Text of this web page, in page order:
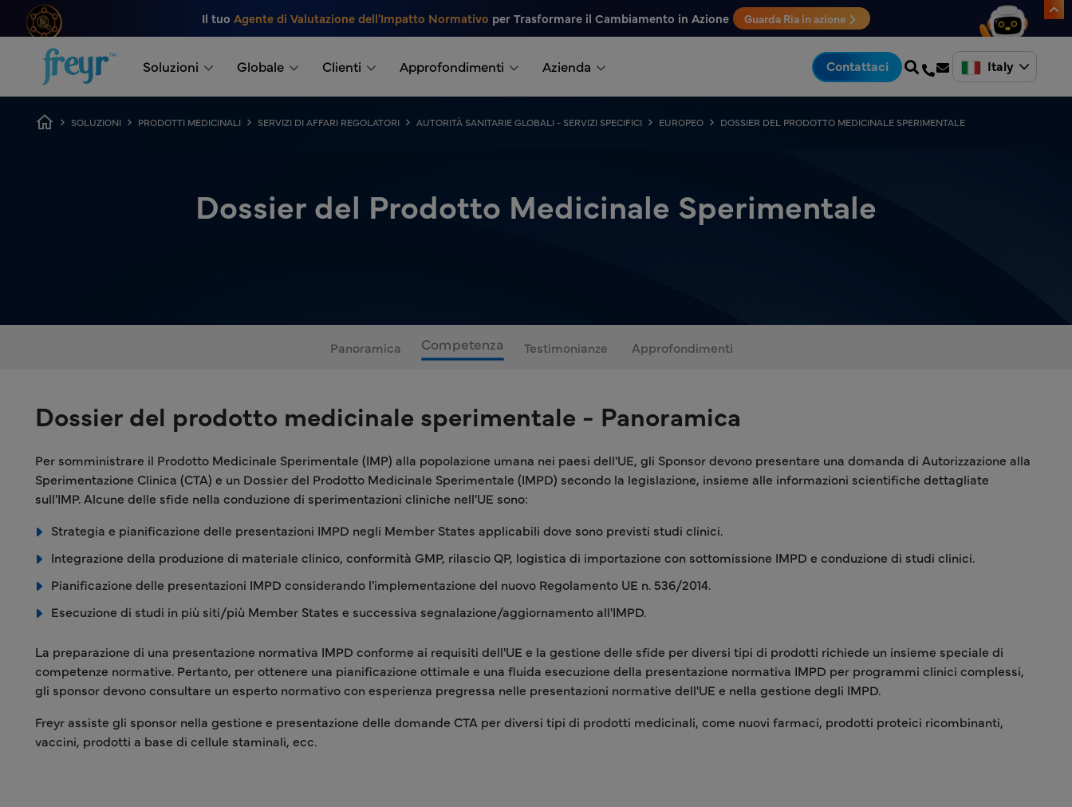
Salta al contenuto principale
Il tuo Agente di Valutazione dell'Impatto Normativo per Trasformare il Cambiamento in Azione Guarda Ria in azione
Soluzioni Globale Clienti Approfondimenti Azienda Contattaci Italy
Breadcrumb
SOLUZIONI PRODOTTI MEDICINALI SERVIZI DI AFFARI REGOLATORI AUTORITÀ SANITARIE GLOBALI - SERVIZI SPECIFICI EUROPEO DOSSIER DEL PRODOTTO MEDICINALE SPERIMENTALE
Dossier del Prodotto Medicinale Sperimentale
Panoramica Competenza Testimonianze Approfondimenti
Dossier del prodotto medicinale sperimentale - Panoramica
Per somministrare il Prodotto Medicinale Sperimentale (IMP) alla popolazione umana nei paesi dell'UE, gli Sponsor devono presentare una domanda di Autorizzazione alla
Sperimentazione Clinica (CTA) e un Dossier del Prodotto Medicinale Sperimentale (IMPD) secondo la legislazione, insieme alle informazioni scientifiche dettagliate
sull'IMP. Alcune delle sfide nella conduzione di sperimentazioni cliniche nell'UE sono:
Strategia e pianificazione delle presentazioni IMPD negli Member States applicabili dove sono previsti studi clinici.
Integrazione della produzione di materiale clinico, conformità GMP, rilascio QP, logistica di importazione con sottomissione IMPD e conduzione di studi clinici.
Pianificazione delle presentazioni IMPD considerando l'implementazione del nuovo Regolamento UE n. 536/2014.
Esecuzione di studi in più siti/più Member States e successiva segnalazione/aggiornamento all'IMPD.
La preparazione di una presentazione normativa IMPD conforme ai requisiti dell'UE e la gestione delle sfide per diversi tipi di prodotti richiede un insieme speciale di
competenze normative. Pertanto, per ottenere una pianificazione ottimale e una fluida esecuzione della presentazione normativa IMPD per programmi clinici complessi,
gli sponsor devono consultare un esperto normativo con esperienza pregressa nelle presentazioni normative dell'UE e nella gestione degli IMPD.
Freyr assiste gli sponsor nella gestione e presentazione delle domande CTA per diversi tipi di prodotti medicinali, come nuovi farmaci, prodotti proteici ricombinanti,
vaccini, prodotti a base di cellule staminali, ecc.